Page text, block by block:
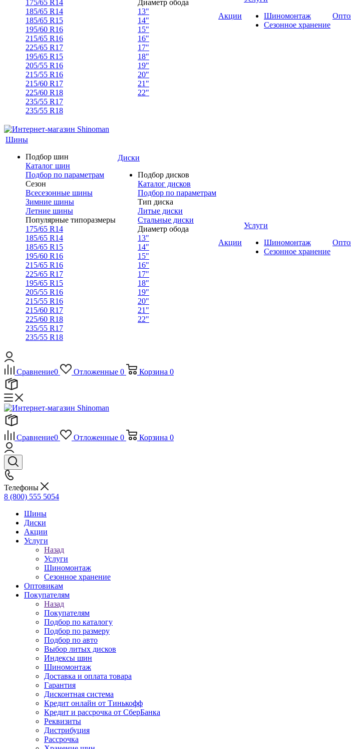
175/65 R14
185/65 R14
185/65 R15
195/60 R16
215/65 R16
225/65 R17
195/65 R15
205/55 R16
215/55 R16
215/60 R17
225/60 R18
235/55 R17
235/55 R18
Диаметр обода
13"
14"
15"
16"
17"
18"
19"
20"
21"
22"
Акции
Шиномонтаж
Сезонное хранение
Шины
Подбор шин
Каталог шин
Подбор по параметрам
Сезон
Всесезонные шины
Зимние шины
Летние шины
Популярные типоразмеры
175/65 R14
185/65 R14
185/65 R15
195/60 R16
215/65 R16
225/65 R17
195/65 R15
205/55 R16
215/55 R16
215/60 R17
225/60 R18
235/55 R17
235/55 R18
Диски
Подбор дисков
Каталог дисков
Подбор по параметрам
Тип диска
Литые диски
Стальные диски
Диаметр обода
13"
14"
15"
16"
17"
18"
19"
20"
21"
22"
Акции
Услуги
Шиномонтаж
Сезонное хранение
Сравнение0 Отложенные 0 Корзина 0
Сравнение0 Отложенные 0 Корзина 0
Телефоны
8 (800) 555 5054
Шины
Диски
Акции
Услуги
Назад
Услуги
Шиномонтаж
Сезонное хранение
Оптовикам
Покупателям
Назад
Покупателям
Подбор по каталогу
Подбор по размеру
Подбор по авто
Выбор литых дисков
Индексы шин
Шиномонтаж
Доставка и оплата товара
Гарантия
Дисконтная система
Кредит онлайн от Тинькофф
Кредит и рассрочка от СберБанка
Реквизиты
Дистрибуция
Рассрочка